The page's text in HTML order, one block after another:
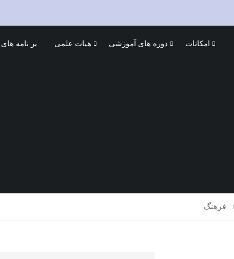
امکانات دوره های آموزشی هیات علمی بر نامه
فرهنگ